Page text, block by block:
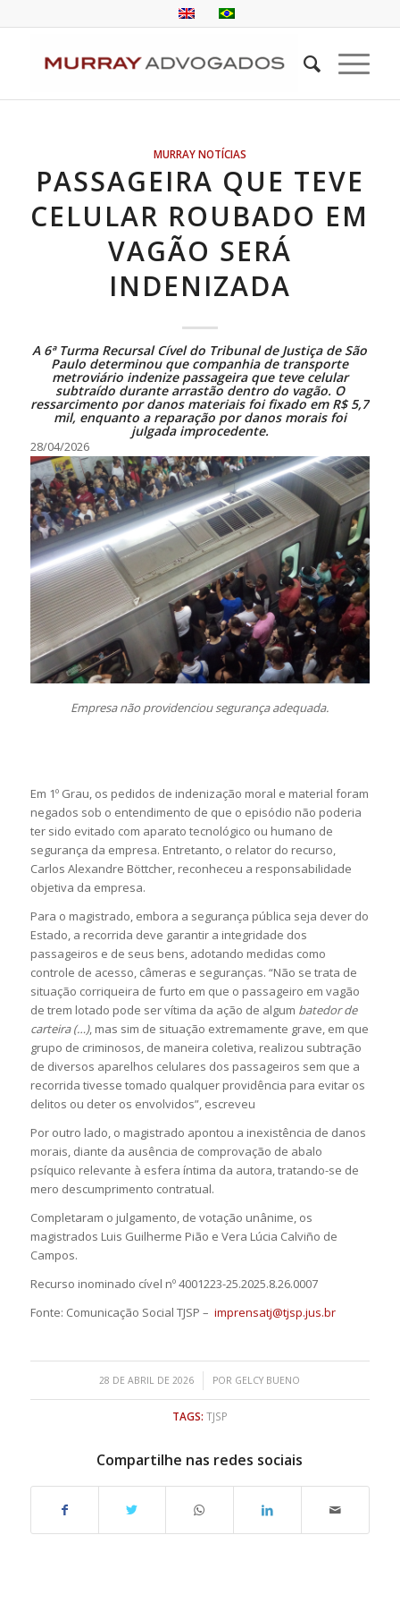
MURRAY NOTÍCIAS
PASSAGEIRA QUE TEVE
CELULAR ROUBADO EM
VAGÃO SERÁ
INDENIZADA
A 6ª Turma Recursal Cível do Tribunal de Justiça de São
Paulo determinou que companhia de transporte
metroviário indenize passageira que teve celular
subtraído durante arrastão dentro do vagão. O
ressarcimento por danos materiais foi fixado em R$ 5,7
mil, enquanto a reparação por danos morais foi
julgada improcedente.
28/04/2026
Empresa não providenciou segurança adequada.
Em 1º Grau, os pedidos de indenização moral e material foram
negados sob o entendimento de que o episódio não poderia
ter sido evitado com aparato tecnológico ou humano de
segurança da empresa. Entretanto, o relator do recurso,
Carlos Alexandre Böttcher, reconheceu a responsabilidade
objetiva da empresa.
Para o magistrado, embora a segurança pública seja dever do
Estado, a recorrida deve garantir a integridade dos
passageiros e de seus bens, adotando medidas como
controle de acesso, câmeras e seguranças. “Não se trata de
situação corriqueira de furto em que o passageiro em vagão
de trem lotado pode ser vítima da ação de algum batedor de
carteira (…), mas sim de situação extremamente grave, em que
grupo de criminosos, de maneira coletiva, realizou subtração
de diversos aparelhos celulares dos passageiros sem que a
recorrida tivesse tomado qualquer providência para evitar os
delitos ou deter os envolvidos”, escreveu
Por outro lado, o magistrado apontou a inexistência de danos
morais, diante da ausência de comprovação de abalo
psíquico relevante à esfera íntima da autora, tratando-se de
mero descumprimento contratual.
Completaram o julgamento, de votação unânime, os
magistrados Luis Guilherme Pião e Vera Lúcia Calviño de
Campos.
Recurso inominado cível nº 4001223-25.2025.8.26.0007
Fonte: Comunicação Social TJSP – imprensatj@tjsp.jus.br
28 DE ABRIL DE 2026
/ POR GELCY BUENO
TAGS: TJSP
Compartilhe nas redes sociais